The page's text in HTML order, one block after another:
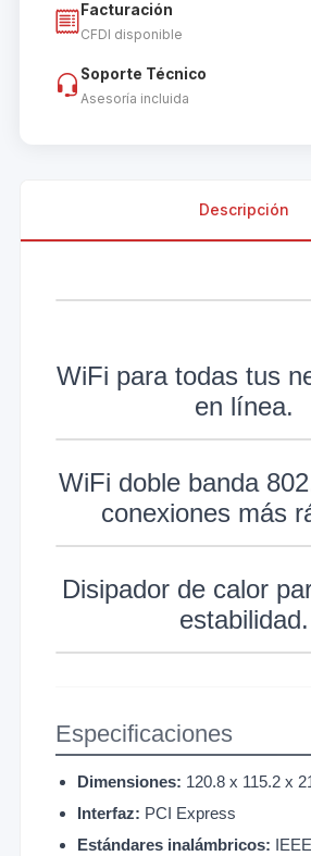
Facturación
CFDI disponible
Soporte Técnico
Asesoría incluida
Descripción
WiFi para todas tus
en línea.
WiFi doble banda
conexiones más
Disipador de calor
estabilidad.
Especificaciones
Dimensiones: 120.8 x 115.2 x
Interfaz: PCI Express
Estándares inalámbricos: